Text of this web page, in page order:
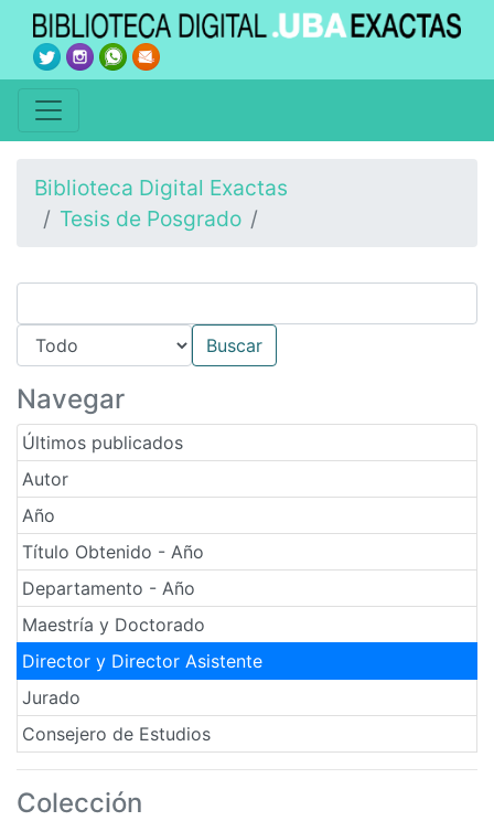
Biblioteca Digital Exactas
Tesis de Posgrado
Navegar
Últimos publicados
Autor
Año
Título Obtenido - Año
Departamento - Año
Maestría y Doctorado
Director y Director Asistente
Jurado
Consejero de Estudios
Colección